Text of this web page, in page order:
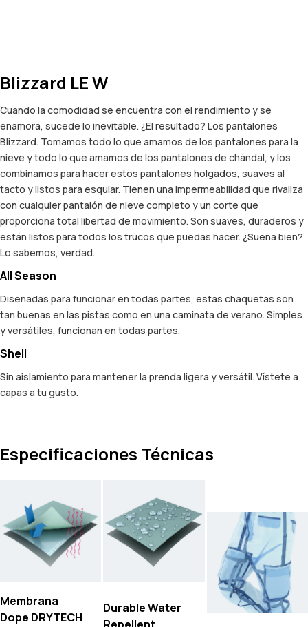
Blizzard LE W
Cuando la comodidad se encuentra con el rendimiento y se
enamora, sucede lo inevitable. ¿El resultado? Los pantalones
Blizzard. Tomamos todo lo que amamos de los pantalones para la
nieve y todo lo que amamos de los pantalones de chándal, y los
combinamos para hacer estos pantalones holgados, suaves al
tacto y listos para esquiar. Tienen una impermeabilidad que rivaliza
con cualquier pantalón de nieve completo y un corte que
proporciona total libertad de movimiento. Son suaves, duraderos y
están listos para todos los trucos que puedas hacer. ¿Suena bien?
Lo sabemos, verdad.
All Season
Diseñadas para funcionar en todas partes, estas chaquetas son
tan buenas en las pistas como en una caminata de verano. Simples
y versátiles, funcionan en todas partes.
Shell
Sin aislamiento para mantener la prenda ligera y versátil. Vístete a
capas a tu gusto.
Especificaciones Técnicas
Membrana
Dope DRYTECH
Durable Water